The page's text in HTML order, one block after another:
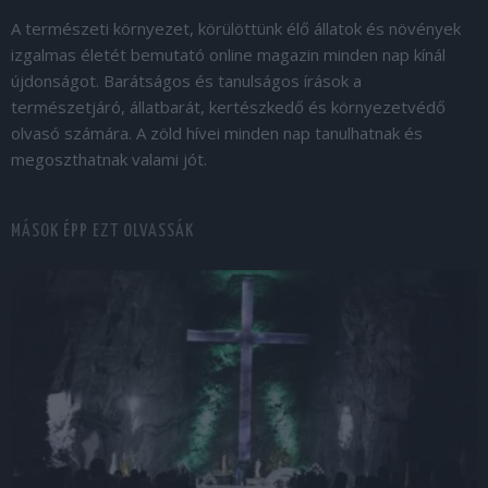
A természeti környezet, körülöttünk élő állatok és növények
izgalmas életét bemutató online magazin minden nap kínál
újdonságot. Barátságos és tanulságos írások a
természetjáró, állatbarát, kertészkedő és környezetvédő
olvasó számára. A zöld hívei minden nap tanulhatnak és
megoszthatnak valami jót.
MÁSOK ÉPP EZT OLVASSÁK